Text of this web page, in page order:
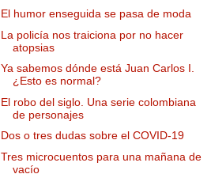
El humor enseguida se pasa de moda
La policía nos traiciona por no hacer
atopsias
Ya sabemos dónde está Juan Carlos I.
¿Esto es normal?
El robo del siglo. Una serie colombiana
de personajes
Dos o tres dudas sobre el COVID-19
Tres microcuentos para una mañana de
vacío